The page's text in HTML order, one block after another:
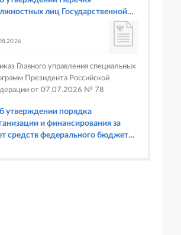
лиц Государственной
по атомной энергии
статьями 6.3, 8.1,
9.5 и 9.5.1, частью 3 статьи 9.16,
14.44, частью 1 статьи 19.4,
19.4.1, частями 6 и 15 статьи
статьями 19.6 и 19.7, частью 1
19.26, статьей 19.33, частями 1,
2.1, 6 и 6.1 статьи 20.4 Кодекса
Главного управления специальных
Президента Российской
от 07.07.2026 № 78
утверждении порядка
и финансирования за
средств федерального бюджета